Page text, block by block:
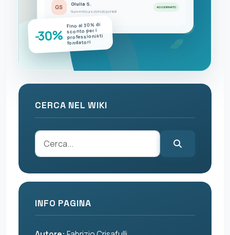
GS Giulia S.
Nuove misurazioni disponibili
AGGIORNATO
-30%
Fino al 30% di
sconto per i
professionisti
fondatori
CERCA NEL WIKI
INFO PAGINA